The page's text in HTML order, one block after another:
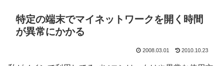
特定の端末でマイネットワークを開く時間
が異常にかかる
2008.03.01 2010.10.23